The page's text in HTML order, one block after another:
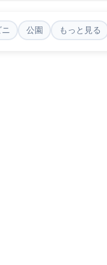
公園 もっと見る